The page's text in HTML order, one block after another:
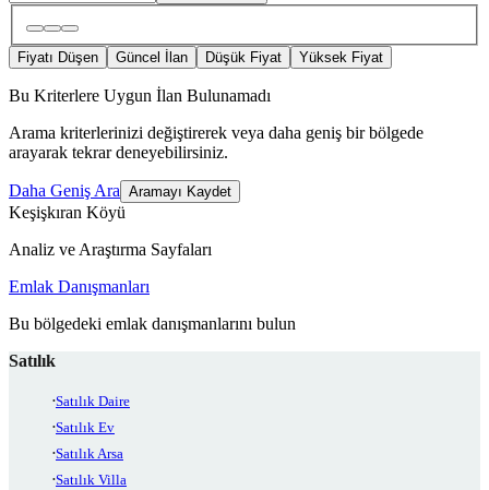
Fiyatı Düşen Güncel İlan Düşük Fiyat Yüksek Fiyat
Bu Kriterlere Uygun İlan Bulunamadı
Arama kriterlerinizi değiştirerek veya daha geniş bir bölgede
arayarak tekrar deneyebilirsiniz.
Daha Geniş Ara Aramayı Kaydet
Keşişkıran Köyü
Analiz ve Araştırma Sayfaları
Emlak Danışmanları
Bu bölgedeki emlak danışmanlarını bulun
Satılık
Satılık Daire
Satılık Ev
Satılık Arsa
Satılık Villa